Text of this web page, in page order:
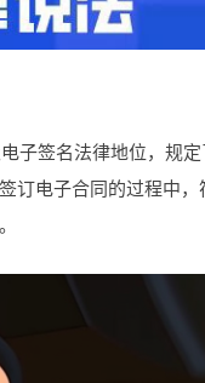
子签名法律地位，规定
订电子合同的过程中